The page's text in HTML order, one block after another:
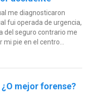
me diagnosticaron
fui operada de urgencia,
del seguro contrario me
pie en el centro...
mejor forense?